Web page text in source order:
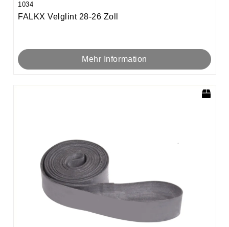
1034
FALKX Velglint 28-26 Zoll
Mehr Information